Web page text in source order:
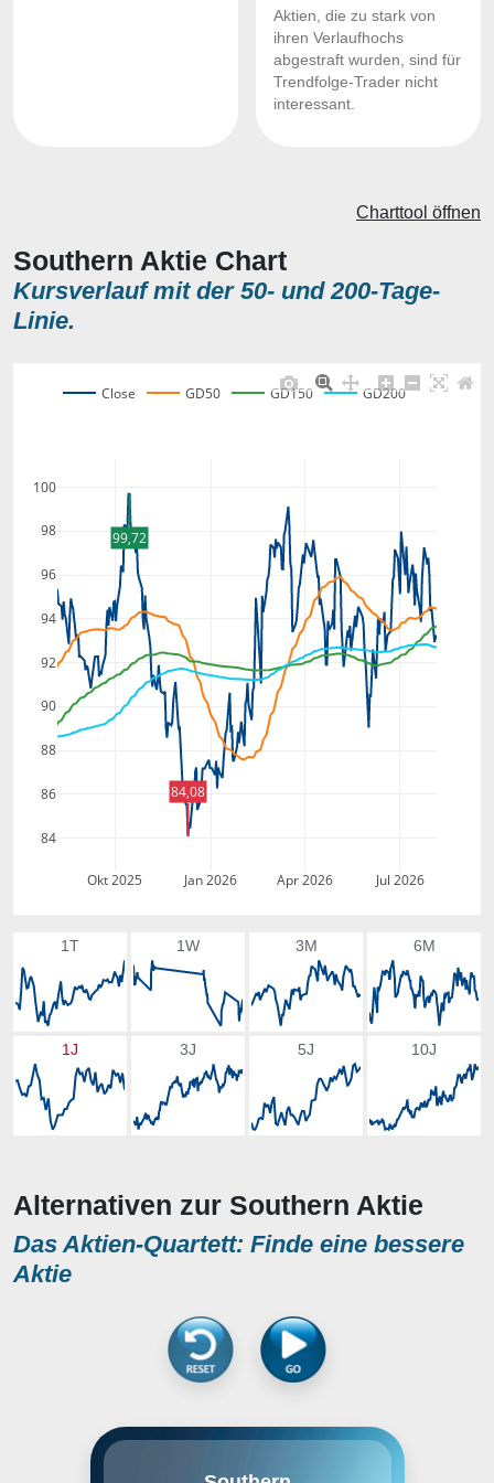
Aktien, die zu stark von
ihren Verlaufhochs
abgestraft wurden, sind für
Trendfolge-Trader nicht
interessant.
Southern Aktie Chart
Kursverlauf mit der 50- und 200-Tage-
Linie.
Charttool öffnen
Okt 2025 Jan 2026 Apr 2026 Jul 2026
84
86
88
90
92
94
96
98
100
Close GD50 GD150 GD200
99,72
84,08
1T 1W 3M 6M
1J 3J 5J 10J
Alternativen zur Southern Aktie
Das Aktien-Quartett: Finde eine bessere
Aktie